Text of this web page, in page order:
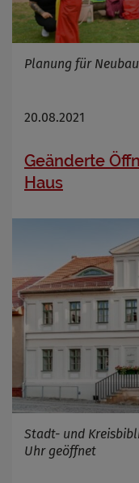
Planung für
20.08.2021
Geänderte
Haus
Stadt- und
Uhr geöffnet